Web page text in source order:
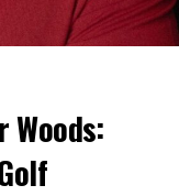
e utilizzano
braccia.
gambe e una
questo
Woods: